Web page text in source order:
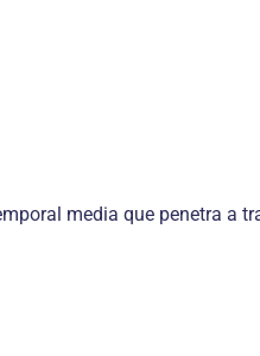
media que penetra a